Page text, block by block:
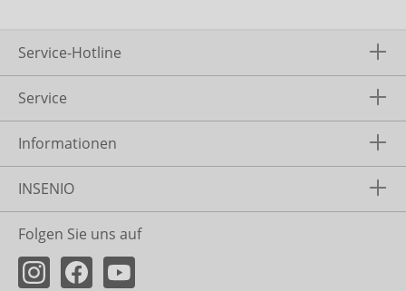
Service-Hotline
Service
Informationen
INSENIO
Folgen Sie uns auf